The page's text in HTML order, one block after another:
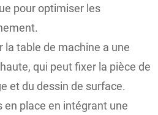
pour optimiser les
la table de machine a une
qui peut fixer la pièce de
et du dessin de surface.
en place en intégrant une